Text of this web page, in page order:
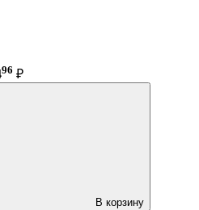
96 ₽
В корзину